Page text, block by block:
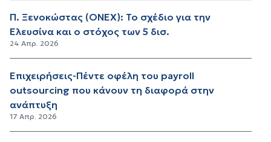
Π. Ξενοκώστας (ONEX): Το σχέδιο για την
Ελευσίνα και ο στόχος των 5 δισ.
24 Απρ. 2026
Επιχειρήσεις-Πέντε οφέλη του payroll
outsourcing που κάνουν τη διαφορά στην
ανάπτυξη
17 Απρ. 2026